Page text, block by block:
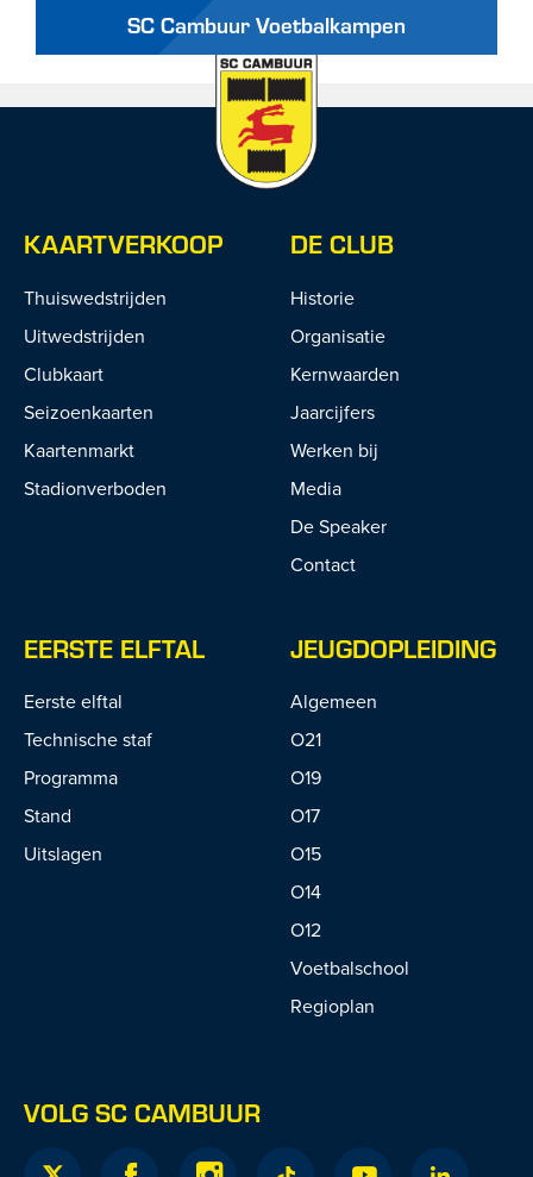
SC Cambuur Voetbalkampen
KAARTVERKOOP
Thuiswedstrijden
Uitwedstrijden
Clubkaart
Seizoenkaarten
Kaartenmarkt
Stadionverboden
DE CLUB
Historie
Organisatie
Kernwaarden
Jaarcijfers
Werken bij
Media
De Speaker
Contact
EERSTE ELFTAL
Eerste elftal
Technische staf
Programma
Stand
Uitslagen
JEUGDOPLEIDING
Algemeen
O21
O19
O17
O15
O14
O12
Voetbalschool
Regioplan
VOLG SC CAMBUUR